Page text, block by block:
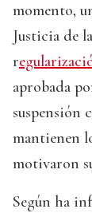
momento,
Justicia de
r
aprobada
suspensión
mantienen
motivaron
Según ha